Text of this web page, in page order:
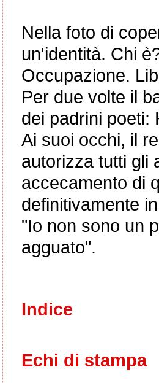
Nella foto di
un'identità. Chi
Occupazione.
Per due volte il
dei padrini poeti:
Ai suoi occhi, il
autorizza tutti gli
accecamento di
definitivamente
"Io non sono un
agguato".
Indice
Echi di stampa